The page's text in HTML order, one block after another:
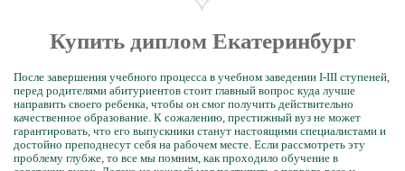
Купить диплом Екатеринбург
После завершения учебного процесса в учебном заведении І-ІІІ ступеней,
перед родителями абитуриентов стоит главный вопрос куда лучше
направить своего ребенка, чтобы он смог получить действительно
качественное образование. К сожалению, престижный вуз не может
гарантировать, что его выпускники станут настоящими специалистами и
достойно преподнесут себя на рабочем месте. Если рассмотреть эту
проблему глубже, то все мы помним, как проходило обучение в